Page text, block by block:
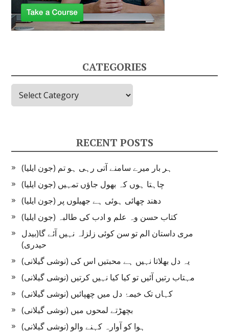
CATEGORIES
Categories
RECENT POSTS
ہر بار میرے سامنے آتی رہی ہو تم (جون ایلیا)
چاہتا ہوں کہ بھول جاؤں تمہیں (جون ایلیا)
دھند چھائی ہوئی ہے جھیلوں پر (جون ایلیا)
کتاب حسن وہ علم و ادب کی طالبہ (جون ایلیا)
مری داستان الم تو سن کوئی زلزلہ نہیں آئے گا(بیدل
حیدری)
یہ دل بھلاتا نہیں ہے محبتیں اس کی (نوشی گیلانی)
مہتاب رتیں آئیں تو کیا کیا نہیں کرتیں (نوشی گیلانی)
کہاں تک خیمۂ دل میں چھپائیں (نوشی گیلانی)
بچھڑتے لمحوں میں (نوشی گیلانی)
ہوا کو آوارہ کہنے والو (نوشی گیلانی)